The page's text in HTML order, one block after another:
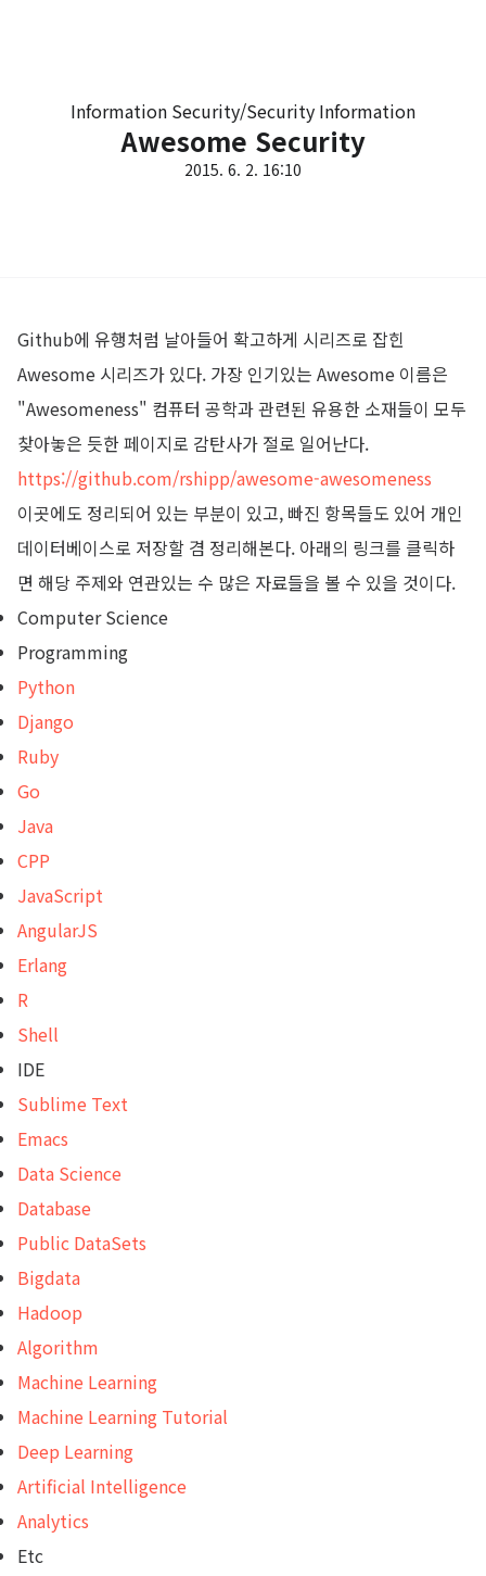
Information Security/Security Information
Awesome Security
2015. 6. 2. 16:10
Github에 유행처럼 날아들어 확고하게 시리즈로 잡힌
Awesome 시리즈가 있다. 가장 인기있는 Awesome 이름은
"Awesomeness" 컴퓨터 공학과 관련된 유용한 소재들이 모두
찾아놓은 듯한 페이지로 감탄사가 절로 일어난다.
https://github.com/rshipp/awesome-awesomeness
이곳에도 정리되어 있는 부분이 있고, 빠진 항목들도 있어 개인
데이터베이스로 저장할 겸 정리해본다. 아래의 링크를 클릭하
면 해당 주제와 연관있는 수 많은 자료들을 볼 수 있을 것이다.
Computer Science
Programming
Python
Django
Ruby
Go
Java
CPP
JavaScript
AngularJS
Erlang
R
Shell
IDE
Sublime Text
Emacs
Data Science
Database
Public DataSets
Bigdata
Hadoop
Algorithm
Machine Learning
Machine Learning Tutorial
Deep Learning
Artificial Intelligence
Analytics
Etc